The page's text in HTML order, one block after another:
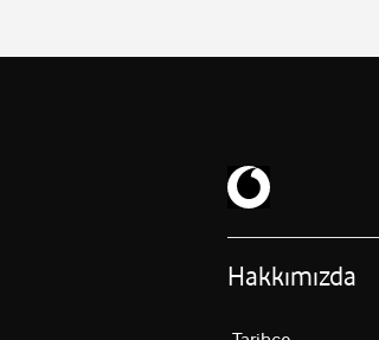
Hakkımızda